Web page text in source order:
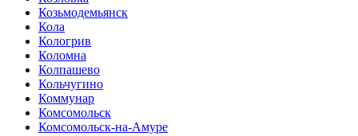
Козьмодемьянск
Кола
Кологрив
Коломна
Колпашево
Кольчугино
Коммунар
Комсомольск
Комсомольск-на-Амуре